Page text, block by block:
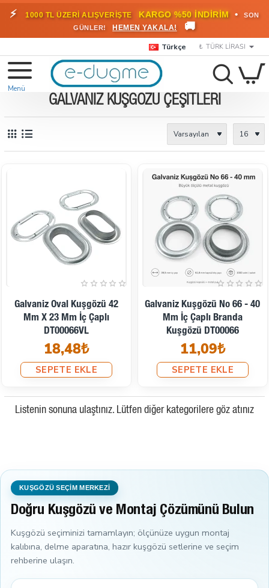
⚡ 1000 TL ÜZERİ ALIŞVERİŞTE KARGO %50 İNDİRİM •
SON
GÜNLER!
HEMEN YAKALA! 🚚
Türkçe ₺ TÜRK LIRASI
GALVANIZ KUŞGÖZÜ ÇEŞITLERI
Galvaniz Oval Kuşgözü 42
Mm X 23 Mm İç Çaplı
DT00066VL
18,48₺
SEPETE EKLE
Galvaniz Kuşgözü No 66 - 40
Mm İç Çaplı Branda
Kuşgözü DT00066
11,09₺
SEPETE EKLE
Listenin sonuna ulaştınız. Lütfen diğer kategorilere göz atınız
KUŞGÖZÜ SEÇİM MERKEZİ
Doğru Kuşgözü ve Montaj Çözümünü Bulun
Kuşgözü seçiminizi tamamlayın; ölçünüze uygun montaj
kalıbına, delme aparatına, hazır kuşgözü setlerine ve seçim
rehberine ulaşın.